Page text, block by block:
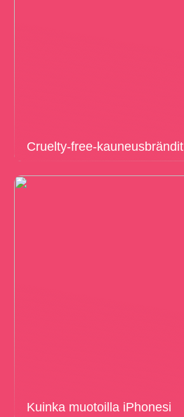
Cruelty-free-kauneusbrändit
Kuinka muotoilla iPhonesi